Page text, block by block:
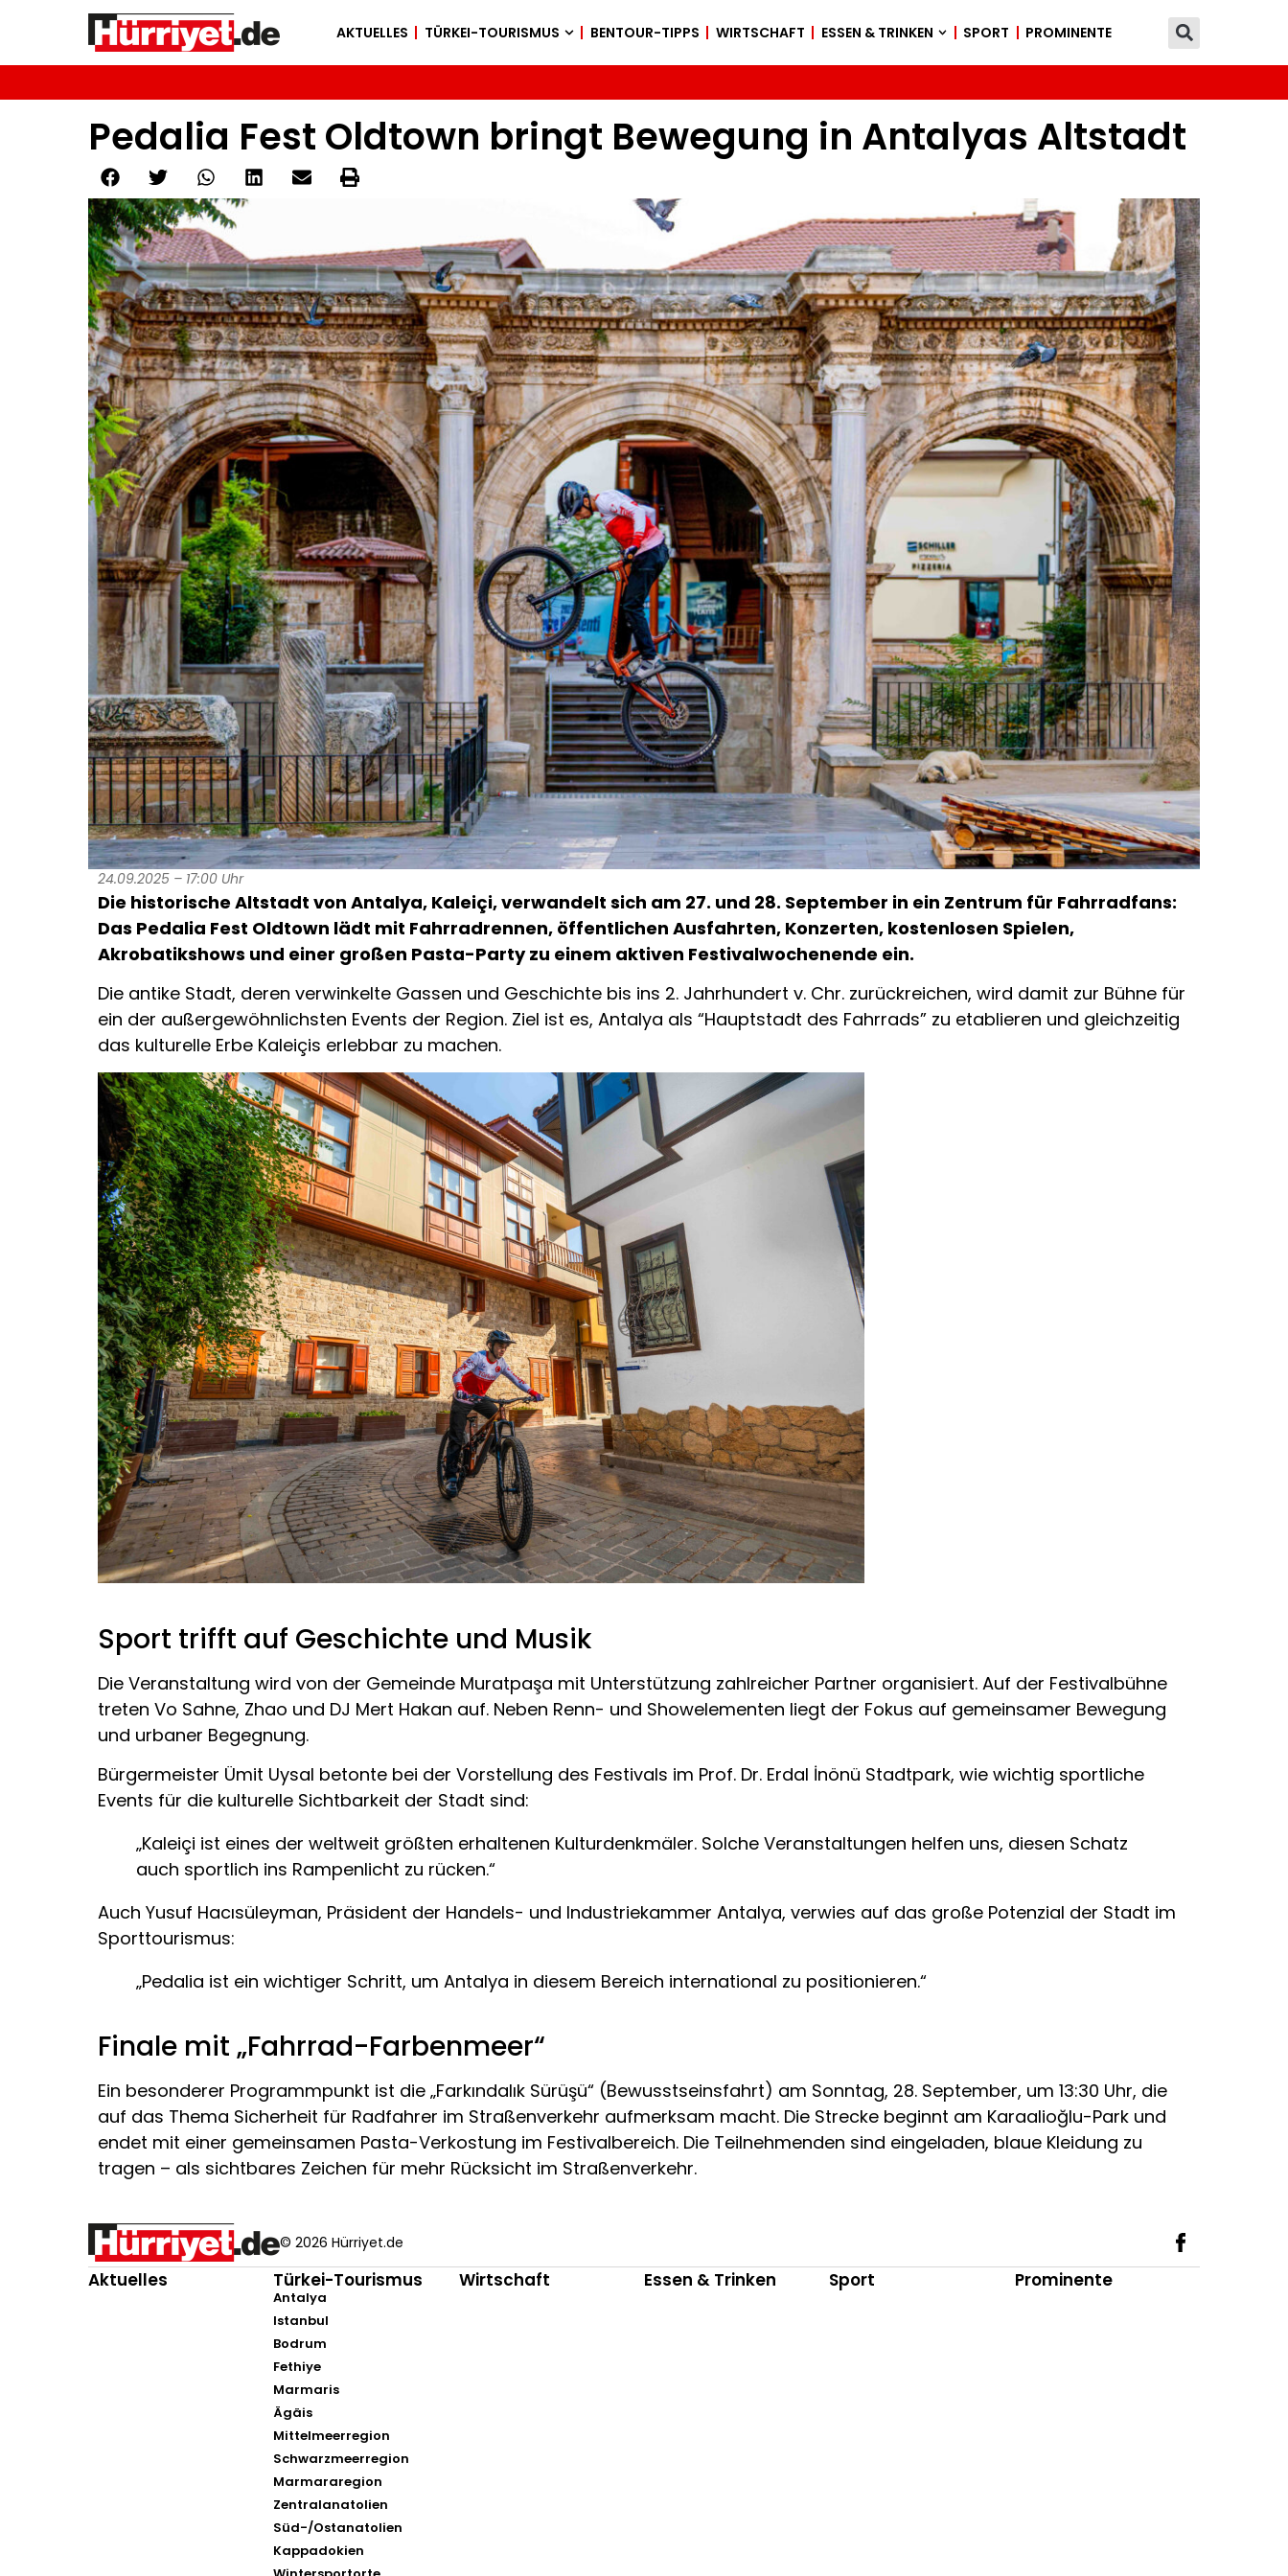
AKTUELLES TÜRKEI-TOURISMUS BENTOUR-TIPPS WIRTSCHAFT ESSEN & TRINKEN SPORT PROMINENTE
Pedalia Fest Oldtown bringt Bewegung in Antalyas Altstadt
24.09.2025 – 17:00 Uhr
Die historische Altstadt von Antalya, Kaleiçi, verwandelt sich am 27. und 28. September in ein Zentrum für Fahrradfans:
Das Pedalia Fest Oldtown lädt mit Fahrradrennen, öffentlichen Ausfahrten, Konzerten, kostenlosen Spielen,
Akrobatikshows und einer großen Pasta-Party zu einem aktiven Festivalwochenende ein.
Die antike Stadt, deren verwinkelte Gassen und Geschichte bis ins 2. Jahrhundert v. Chr. zurückreichen, wird damit zur Bühne für
ein der außergewöhnlichsten Events der Region. Ziel ist es, Antalya als “Hauptstadt des Fahrrads” zu etablieren und gleichzeitig
das kulturelle Erbe Kaleiçis erlebbar zu machen.
Sport trifft auf Geschichte und Musik
Die Veranstaltung wird von der Gemeinde Muratpaşa mit Unterstützung zahlreicher Partner organisiert. Auf der Festivalbühne
treten Vo Sahne, Zhao und DJ Mert Hakan auf. Neben Renn- und Showelementen liegt der Fokus auf gemeinsamer Bewegung
und urbaner Begegnung.
Bürgermeister Ümit Uysal betonte bei der Vorstellung des Festivals im Prof. Dr. Erdal İnönü Stadtpark, wie wichtig sportliche
Events für die kulturelle Sichtbarkeit der Stadt sind:
„Kaleiçi ist eines der weltweit größten erhaltenen Kulturdenkmäler. Solche Veranstaltungen helfen uns, diesen Schatz
auch sportlich ins Rampenlicht zu rücken.“
Auch Yusuf Hacısüleyman, Präsident der Handels- und Industriekammer Antalya, verwies auf das große Potenzial der Stadt im
Sporttourismus:
„Pedalia ist ein wichtiger Schritt, um Antalya in diesem Bereich international zu positionieren.“
Finale mit „Fahrrad-Farbenmeer“
Ein besonderer Programmpunkt ist die „Farkındalık Sürüşü“ (Bewusstseinsfahrt) am Sonntag, 28. September, um 13:30 Uhr, die
auf das Thema Sicherheit für Radfahrer im Straßenverkehr aufmerksam macht. Die Strecke beginnt am Karaalioğlu-Park und
endet mit einer gemeinsamen Pasta-Verkostung im Festivalbereich. Die Teilnehmenden sind eingeladen, blaue Kleidung zu
tragen – als sichtbares Zeichen für mehr Rücksicht im Straßenverkehr.
© 2026 Hürriyet.de
Aktuelles Türkei-Tourismus
Antalya
Istanbul
Bodrum
Fethiye
Marmaris
Ägäis
Mittelmeerregion
Schwarzmeerregion
Marmararegion
Zentralanatolien
Süd-/Ostanatolien
Kappadokien
Wirtschaft Essen & Trinken Sport Prominente